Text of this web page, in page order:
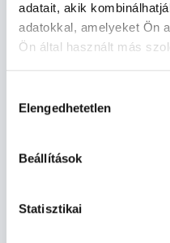
adatait, akik
adatokkal, amelyeket Ön
Ön által használt más
szabályzat:https://
kiválasztása
Elengedhetetlen
Beállítások
Statisztikai
Belgyógyász -
SZAKTERÜLETEK
Szolgáltatások